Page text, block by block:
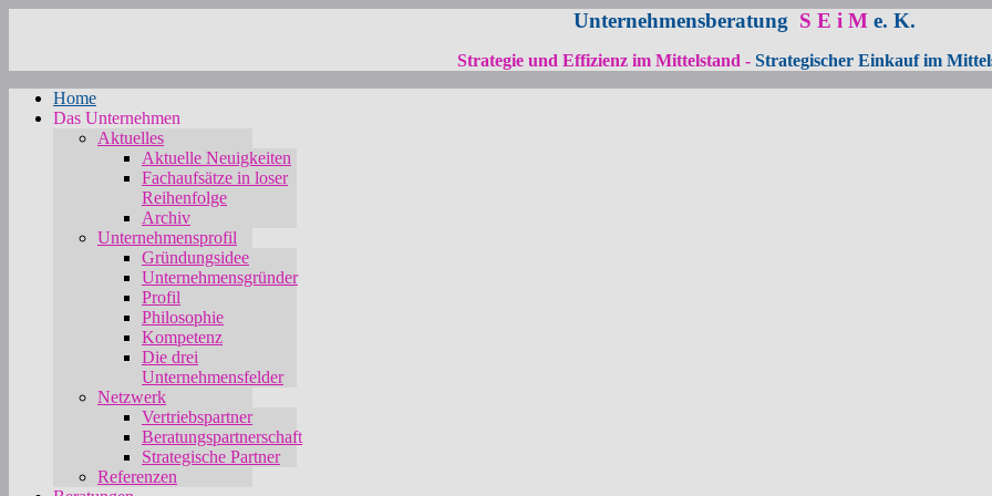
Unternehmensberatung S E i Me. K.
Strategie und Effizienz im Mittelstand - Strategischer Einkauf im
Home
Das Unternehmen
Aktuelles
Aktuelle Neuigkeiten
Fachaufsätze in loser
Reihenfolge
Archiv
Unternehmensprofil
Gründungsidee
Unternehmensgründer
Profil
Philosophie
Kompetenz
Die drei
Unternehmensfelder
Netzwerk
Vertriebspartner
Beratungspartnerschaft
Strategische Partner
Referenzen